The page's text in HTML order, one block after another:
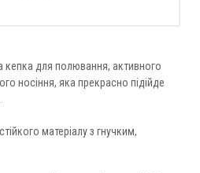
кепка для полювання, активного
носіння, яка прекрасно підійде
матеріалу з гнучким,